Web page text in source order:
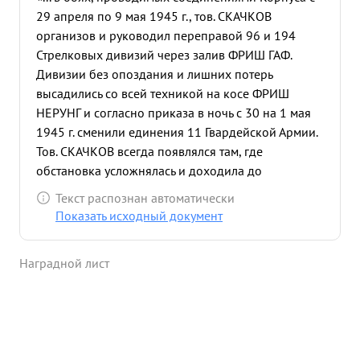
29 апреля по 9 мая 1945 г., тов. СКАЧКОВ
организов и руководил переправой 96 и 194
Стрелковых дивизий через залив ФРИШ ГАФ.
Дивизии без опоздания и лишних потерь
высадились со всей техникой на косе ФРИШ
НЕРУНГ и согласно приказа в ночь с 30 на 1 мая
1945 г. сменили единения 11 Гвардейской Армии.
Тов. СКАЧКОВ всегда появлялся там, где
обстановка усложнялась и доходила до
критического положения и своим личным
присутствием отвагой и мужеством помогал
артиллерий ско-минометный огонь, а также
Текст распознан автоматически
Показать исходный документ
Наградной лист